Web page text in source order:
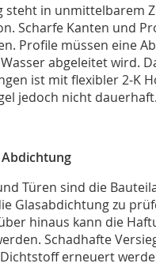
steht in unmittelbarem
Scharfe Kanten und
Profile müssen eine
abgeleitet wird.
ist mit flexibler 2-K
jedoch nicht dauerhaft.
Türen sind die
Glasabdichtung zu
hinaus kann die
Schadhafte
erneuert